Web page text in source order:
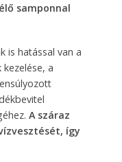
samponnal
is hatással van a
a
A száraz
így